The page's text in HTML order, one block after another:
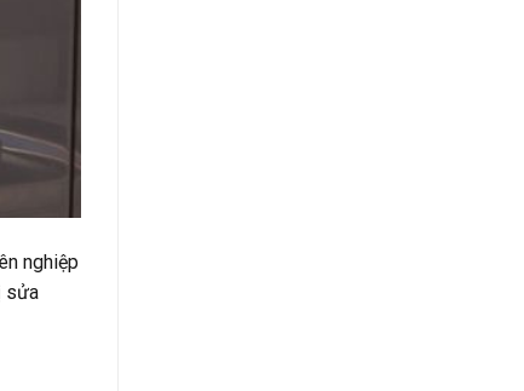
nghiệp
sửa